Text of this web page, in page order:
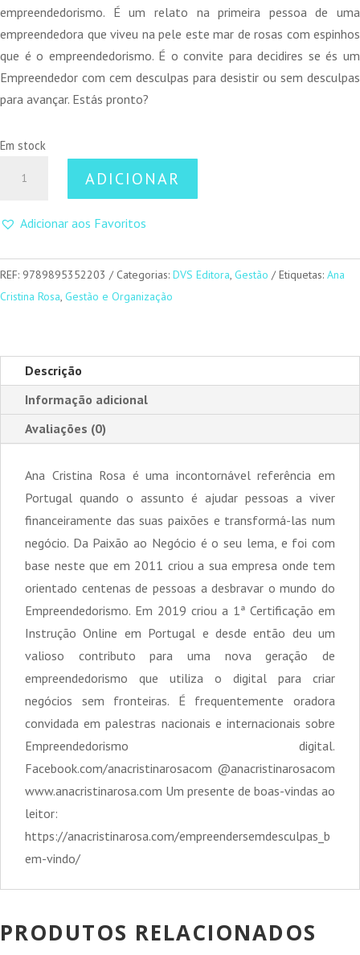
empreendedorismo. É um relato na primeira pessoa de uma
empreendedora que viveu na pele este mar de rosas com espinhos
que é o empreendedorismo. É o convite para decidires se és um
Empreendedor com cem desculpas para desistir ou sem desculpas
para avançar. Estás pronto?
Em stock
Sem
ADICIONAR
Adicionar aos Favoritos
REF: 9789895352203 Categorias: DVS Editora, Gestão Etiquetas: Ana
Cristina Rosa, Gestão e Organização
Descrição
Informação adicional
Avaliações (0)
Ana Cristina Rosa é uma incontornável referência em
Portugal quando o assunto é ajudar pessoas a viver
financeiramente das suas paixões e transformá-las num
negócio. Da Paixão ao Negócio é o seu lema, e foi com
base neste que em 2011 criou a sua empresa onde tem
orientado centenas de pessoas a desbravar o mundo do
Empreendedorismo. Em 2019 criou a 1ª Certificação em
Instrução Online em Portugal e desde então deu um
valioso contributo para uma nova geração de
empreendedorismo que utiliza o digital para criar
negócios sem fronteiras. É frequentemente oradora
convidada em palestras nacionais e internacionais sobre
Empreendedorismo digital.
Facebook.com/anacristinarosacom @anacristinarosacom
www.anacristinarosa.com Um presente de boas-vindas ao
leitor:
https://anacristinarosa.com/empreendersemdesculpas_b
em-vindo/
PRODUTOS RELACIONADOS